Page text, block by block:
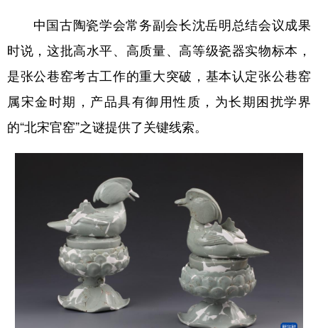
辽宁 吉林 上海 江苏
浙江 安徽 福建 江西
山东 河南 湖北 湖南
广东 广西 海南 重庆
内蒙古 黑龙江
多语种频道
Español Français
Русский язык 日本語
中国古陶瓷学会常务副会长沈岳明总结会议成果
时说，这批高水平、高质量、高等级瓷器实物标本，
是张公巷窑考古工作的重大突破，基本认定张公巷窑
属宋金时期，产品具有御用性质，为长期困扰学界
的“北宋官窑”之谜提供了关键线索。